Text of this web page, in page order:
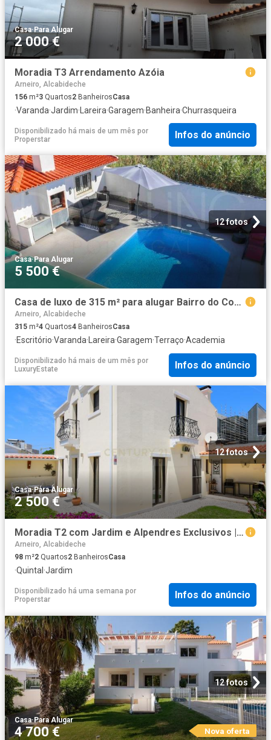
Casa·Para Alugar
2 000 €
Moradia T3 Arrendamento Azóia
Arneiro, Alcabideche
156 m²3 Quartos2 BanheirosCasa
·Varanda·Jardim· Lareira·Garagem·Banheira·Churrasqueira
Disponibilizado há mais de um mês por
Properstar
Infos do anúncio
12 fotos
Casa·Para Alugar
5 500 €
Casa de luxo de 315 m² para alugar Bairro do Cobre Cascais, Cascais, Lisboa
Arneiro, Alcabideche
315 m²4 Quartos4 BanheirosCasa
·Escritório·Varanda·Lareira·Garagem·Terraço·Academia
Disponibilizado há mais de um mês por
LuxuryEstate
Infos do anúncio
12 fotos
Casa·Para Alugar
2 500 €
Moradia T2 com Jardim e Alpendres Exclusivos | São Pedro do Estoril
Arneiro, Alcabideche
98 m²2 Quartos2 BanheirosCasa
·Quintal ·Jardim
Disponibilizado há uma semana por
Properstar
Infos do anúncio
12 fotos
Casa·Para Alugar
4 700 € Nova oferta